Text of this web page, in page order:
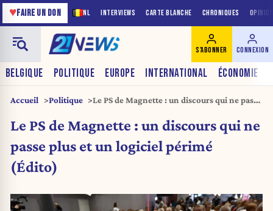
NL INTERVIEWS CARTE BLANCHE CHRONIQUES
♥FAIRE UN DON
BELGIQUE POLITIQUE EUROPE INTERNATIONAL ÉCONOMIE
S'ABONNER CONNEXION
Accueil Politique
Le PS de Magnette : un discours qui ne passe
Le PS de Magnette : un discours qui ne
passe plus et un logiciel périmé
(Édito)